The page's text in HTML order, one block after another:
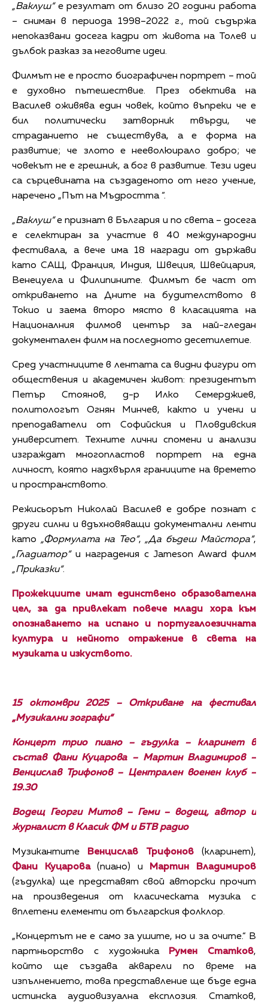
„Ваклуш“е резултат от близо 20 години работа
– сниман в периода 1998–2022 г., той съдържа
непоказвани досега кадри от живота на Толев и
дълбок разказ за неговите идеи.
Филмът не е просто биографичен портрет – той
е духовно пътешествие. През обектива на
Василев оживява един човек, който въпреки че е
бил политически затворник твърди, че
страданието не съществува, а е форма на
развитие; че злото е нееволюирало добро; че
човекът не е грешник, а бог в развитие. Тези идеи
са сърцевината на създаденото от него учение,
наречено „Път на Мъдростта “.
„Ваклуш“е признат в България и по света – досега
е селектиран за участие в 40 международни
фестивала, а вече има 18 награди от държави
като САЩ, Франция, Индия, Швеция, Швейцария,
Венецуела и Филипините. Филмът бе част от
откриването на Дните на будителството в
Токио и заема второ място в класацията на
Националния филмов център за най-гледан
документален филм на последното десетилетие.
Сред участниците в лентата са видни фигури от
обществения и академичен живот: президентът
Петър Стоянов, д-р Илко Семерджиев,
политологът Огнян Минчев, както и учени и
преподаватели от Софийския и Пловдивския
университет. Техните лични спомени и анализи
изграждат многопластов портрет на една
личност, която надхвърля границите на времето
и пространството.
Режисьорът Николай Василев е добре познат с
други силни и вдъхновяващи документални ленти
като „Формулата на Тео“, „Да бъдеш Майстора“,
„Гладиатор“и наградения с Jameson Award филм
„Приказки“.
Прожекциите имат единствено образователна
цел, за да привлекат повече млади хора към
опознаването на испано и португалоезичната
култура и нейното отражение в света на
музиката и изкуството.
15 октомври 2025 – Откриване на фестивал
„Музикални зографи“
Концерт трио пиано – гъдулка – кларинет в
състав Фани Куцарова – Мартин Владимиров –
Венцислав Трифонов – Централен военен клуб –
19.30
Водещ Георги Митов – Геми – водещ, автор и
журналист в Класик ФМ и БТВ радио
Музикантите Венцислав Трифонов (кларинет),
Фани Куцарова(пиано) и
Мартин Владимиров
(гъдулка) ще представят свой авторски прочит
на произведения от класическата музика с
вплетени елементи от българския фолклор.
„Концертът не е само за ушите, но и за очите.“ В
партньорство с художника
Румен Статков,
който ще създава акварели по време на
изпълнението, това представление ще бъде една
истинска аудиовизуална експлозия. Статков,